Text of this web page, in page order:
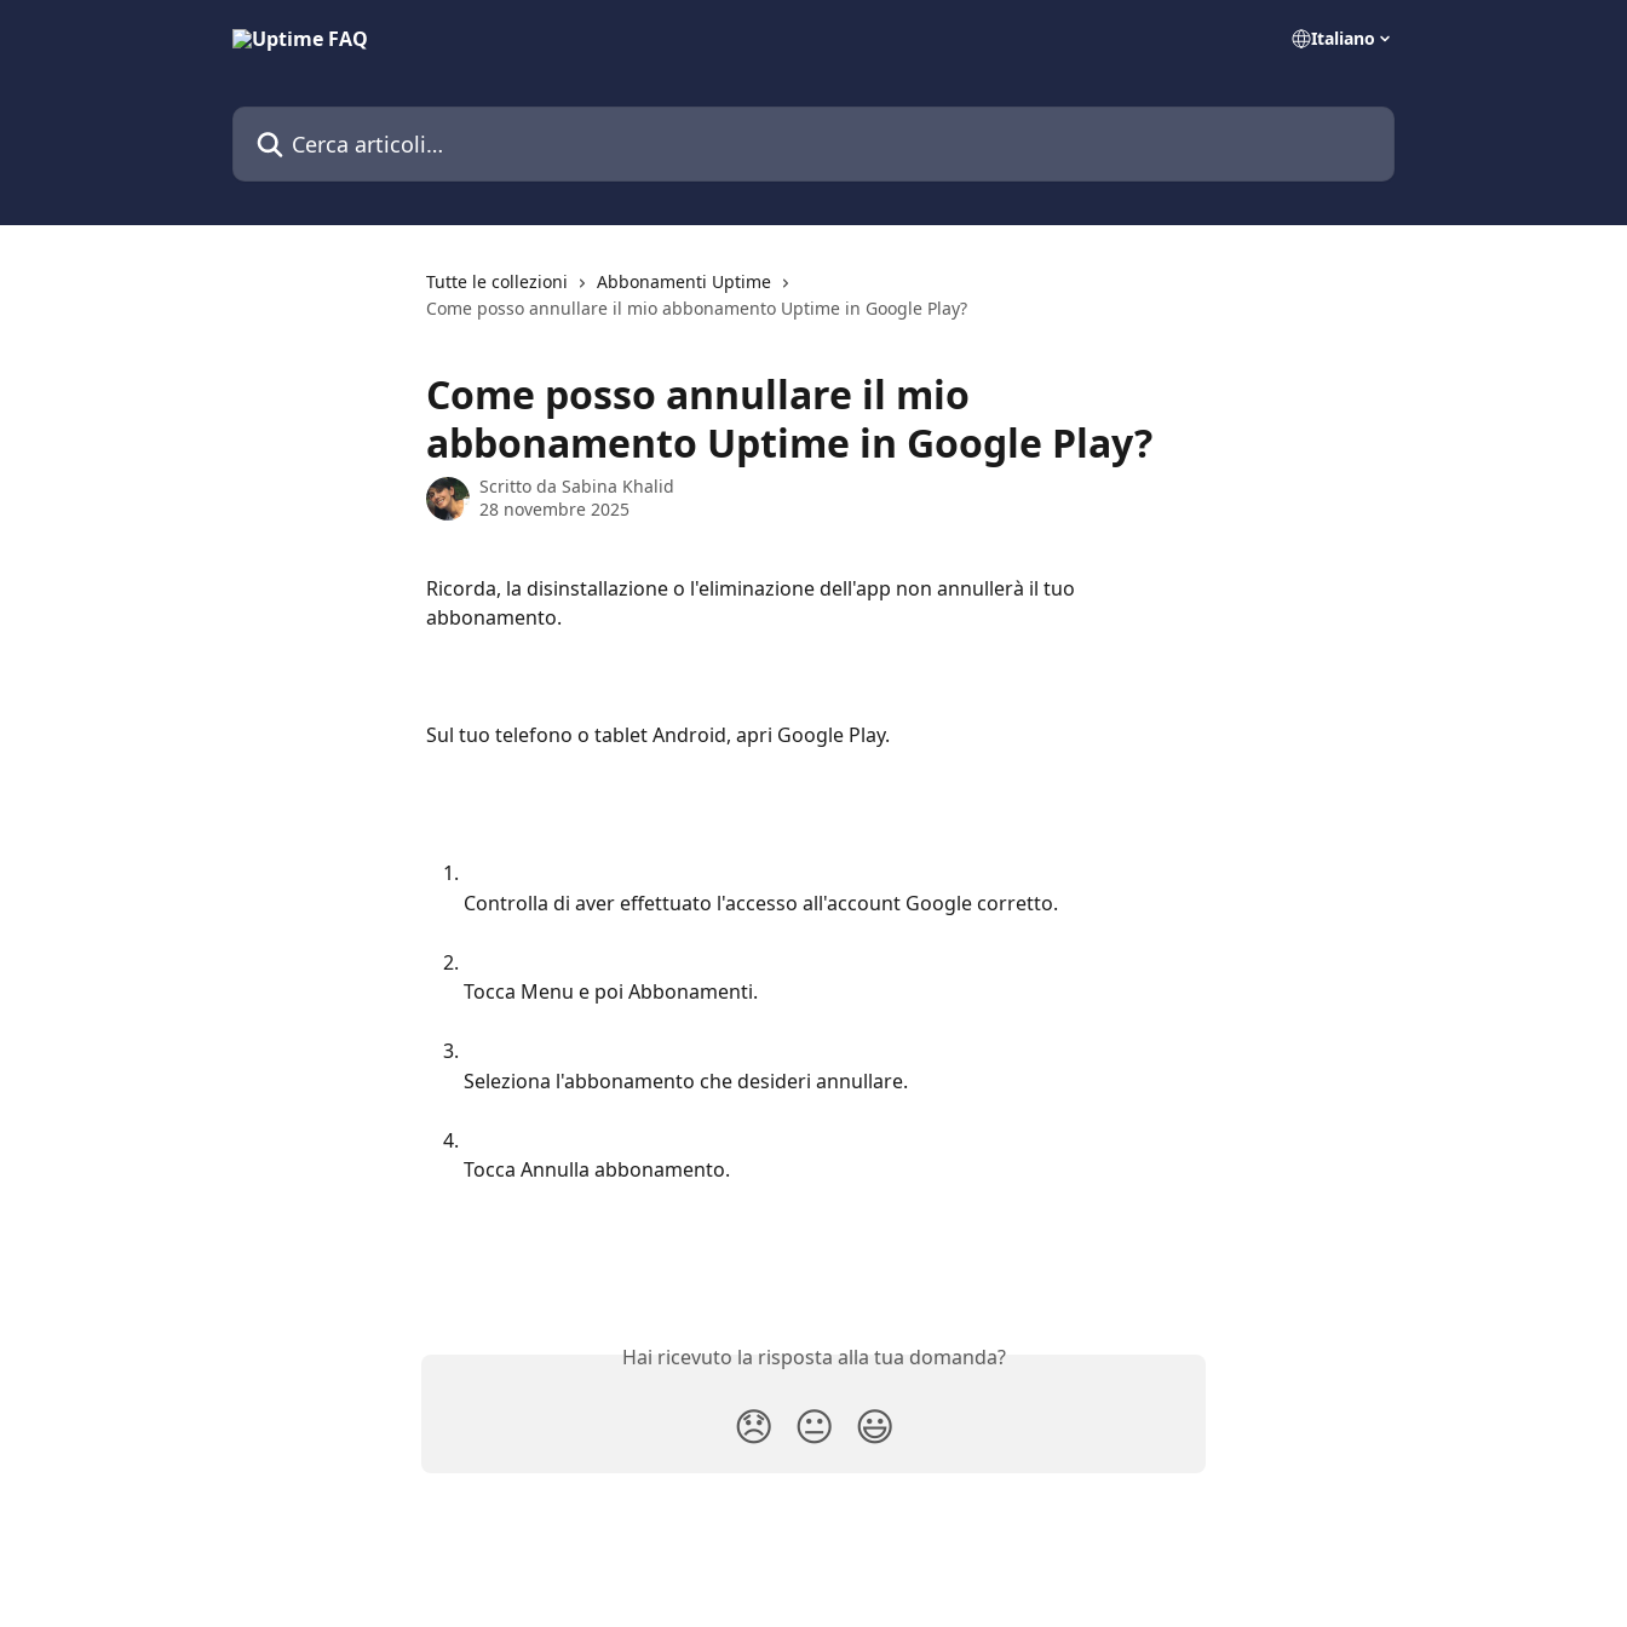
Italiano
Cerca articoli…
Tutte le collezioni
Abbonamenti Uptime
Come posso annullare il mio abbonamento Uptime in Google Play?
Come posso annullare il mio
abbonamento Uptime in Google Play?
Scritto da Sabina Khalid
28 novembre 2025
Ricorda, la disinstallazione o l'eliminazione dell'app non annullerà il tuo
abbonamento.
Sul tuo telefono o tablet Android, apri Google Play.
Controlla di aver effettuato l'accesso all'account Google corretto.
Tocca Menu e poi Abbonamenti.
Seleziona l'abbonamento che desideri annullare.
Tocca Annulla abbonamento.
Hai ricevuto la risposta alla tua domanda?
😞 😐 😃